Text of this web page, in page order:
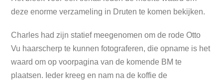
deze enorme verzameling in Druten te komen bekijken.
Charles had zijn statief meegenomen om de rode Otto
Vu haarscherp te kunnen fotograferen, die opname is het
waard om op voorpagina van de komende BM te
plaatsen. Ieder kreeg en nam na de koffie de